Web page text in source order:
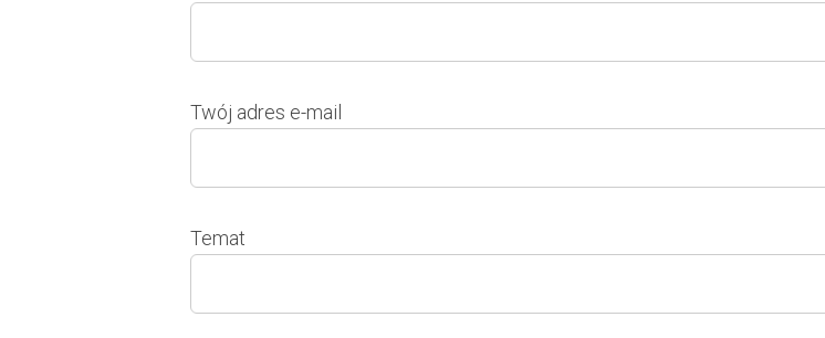
Twój adres e-mail
Temat